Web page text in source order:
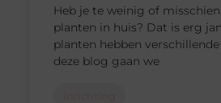
Heb je te weinig of
planten in huis? Dat is erg
planten hebben
deze blog gaan we